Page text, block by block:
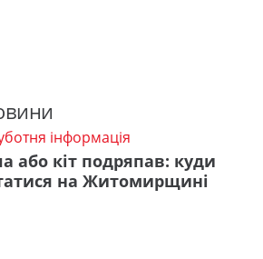
інформація
або кіт подряпав: куди
на Житомирщині